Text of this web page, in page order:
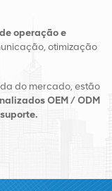
e centros de
Kong. Em 2016,
internacionais
África e Rússia,
como
operação e
otimização
do mercado, estão
OEM / ODM